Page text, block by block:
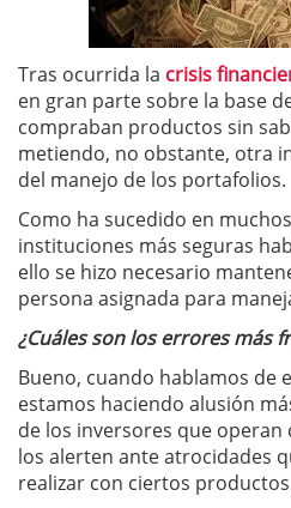
Tras ocurrida la crisis
en gran parte sobre la base
compraban productos sin
metiendo, no obstante, otra
del manejo de los portafolios.
Como ha sucedido en
instituciones más seguras
ello se hizo necesario
persona asignada para
¿Cuáles son los errores más
Bueno, cuando hablamos de
estamos haciendo alusión
de los inversores que operan
los alerten ante atrocidades
realizar con ciertos